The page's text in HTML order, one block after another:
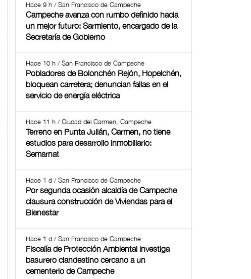
Hace 9 h / San Francisco de Campeche
Campeche avanza con rumbo definido hacia
un mejor futuro: Sarmiento, encargado de la
Secretaría de Gobierno
Hace 10 h / San Francisco de Campeche
Pobladores de Bolonchén Rejón, Hopelchén,
bloquean carretera; denuncian fallas en el
servicio de energía eléctrica
Hace 11 h / Ciudad del Carmen, Campeche
Terreno en Punta Julián, Carmen, no tiene
estudios para desarrollo inmobiliario:
Semarnat
Hace 1 d / San Francisco de Campeche
Por segunda ocasión alcaldía de Campeche
clausura construcción de Viviendas para el
Bienestar
Hace 1 d / San Francisco de Campeche
Fiscalía de Protección Ambiental investiga
basurero clandestino cercano a un
cementerio de Campeche